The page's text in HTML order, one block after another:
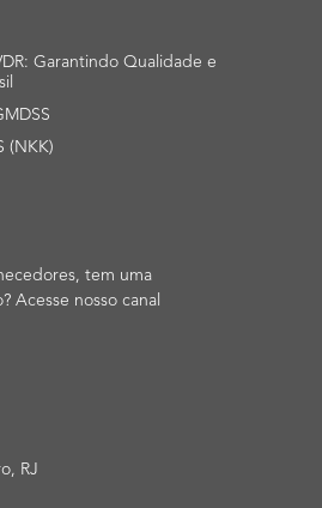
Garantindo Qualidade e
(NKK)
tem uma
Acesse nosso canal
RJ